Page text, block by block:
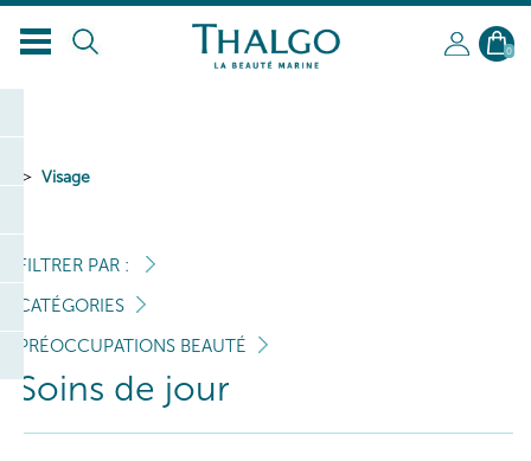
0
Visage
FILTRER PAR :
CATÉGORIES
PRÉOCCUPATIONS BEAUTÉ
Soins de jour